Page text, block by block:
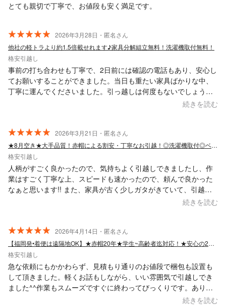
とても親切で丁寧で、お値段も安く満足です。
2026年3月28日・匿名さん
他社の軽トラより約1.5倍載せれます♪家具分解組立無料！洗濯機取付無料！
格安引越し
事前の打ち合わせも丁寧で、2日前には確認の電話もあり、安心し
てお願いすることができました。当日も重たい家具ばかりな中、
丁寧に運んでくださいました。引っ越しは何度もないでしょう
が、重たい荷物の運搬等もお願いできるようで、その際はまたお
続きを読む
2026年3月21日・匿名さん
★8月空き★大手品質！赤帽による割安・丁寧なお引越！◎洗濯機取付◎ベッド組立無料
格安引越し
人柄がすごく良かったので、気持ちよく引越しできましたし、作
業はすごく丁寧な上、スピードも速かったので、頼んで良かった
なぁと思います!! また、家具が古く少しガタがきていて、引越し
時に引き出しがスムーズに動かないことにすごく気を使って頂
続きを読む
2026年4月14日・匿名さん
【福岡発•着便は遠隔地OK】★赤帽20年★学生~高齢者迄対応！★安心の2名対応！
格安引越し
急な依頼にもかかわらず、見積もり通りのお値段で梱包も設置も
して頂きました。軽くお話もしながら、いい雰囲気で引越しでき
ました^^作業もスムーズですぐに終わってびっくりです。ありが
続きを読む